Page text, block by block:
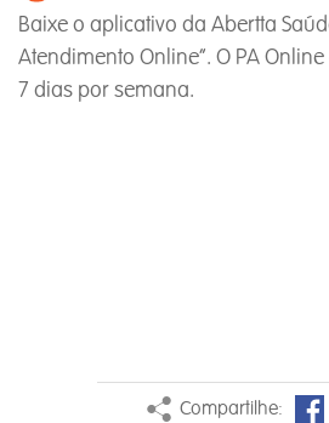
Baixe o aplicativo da Abertta
Atendimento Online”. O PA
7 dias por semana.
Compartilhe: